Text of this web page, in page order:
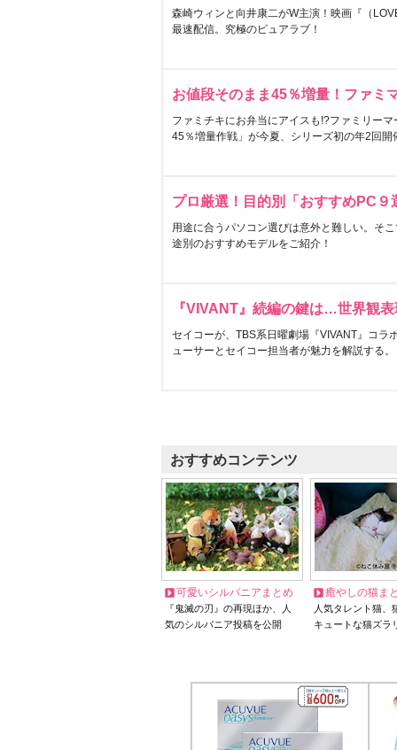
森崎ウィンと向井康二がW主演！映画『（
最速配信。究極のピュアラブ！
お値段そのまま45％増量！ファミ
ファミチキにお弁当にアイスも!?ファミリー
45％増量作戦」が今夏、シリーズ初の年2回開
プロ厳選！目的別「おすすめPC９
用途に合うパソコン選びは意外と難しい。そ
途別のおすすめモデルをご紹介！
『VIVANT』続編の鍵は…世界観
セイコーが、TBS系日曜劇場『VIVANT』コラ
ューサーとセイコー担当者が魅力を解説する。
おすすめコンテンツ
可愛いシルバニアまとめ
『鬼滅の刃』の再現ほか、人
気のシルバニア投稿を公開
癒やしの猫ま
人気タレント猫
キュートな猫ズラ